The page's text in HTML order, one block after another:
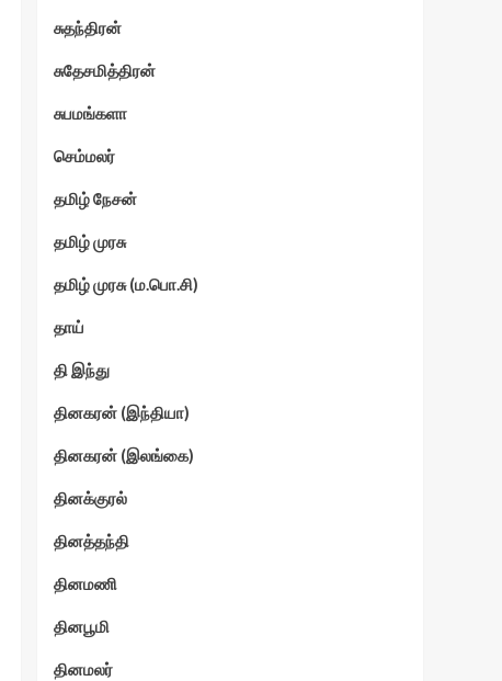
சுதந்திரன்
சுதேசமித்திரன்
சுபமங்களா
செம்மலர்
தமிழ் நேசன்
தமிழ் முரசு
தமிழ் முரசு (ம.பொ.சி)
தாய்
தி இந்து
தினகரன் (இந்தியா)
தினகரன் (இலங்கை)
தினக்குரல்
தினத்தந்தி
தினமணி
தினபூமி
தினமலர்